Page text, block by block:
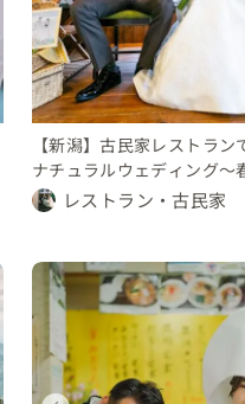
新潟県
150 〜 200 万円
新潟県
100 〜 150 万円
新潟県
150 〜 200 万円
【新潟】古民家レストラン
ナチュラルウェディング～
～
レストラン・古民家
新潟県
10 〜 30 万円